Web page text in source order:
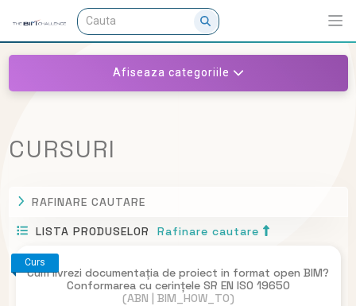
Afiseaza categoriile
CURSURI
RAFINARE CAUTARE
LISTA PRODUSELOR Rafinare cautare
Curs
Cum livrezi documentația de proiect in format open BIM?
Conformarea cu cerințele SR EN ISO 19650
(ABN | BIM_HOW_TO)